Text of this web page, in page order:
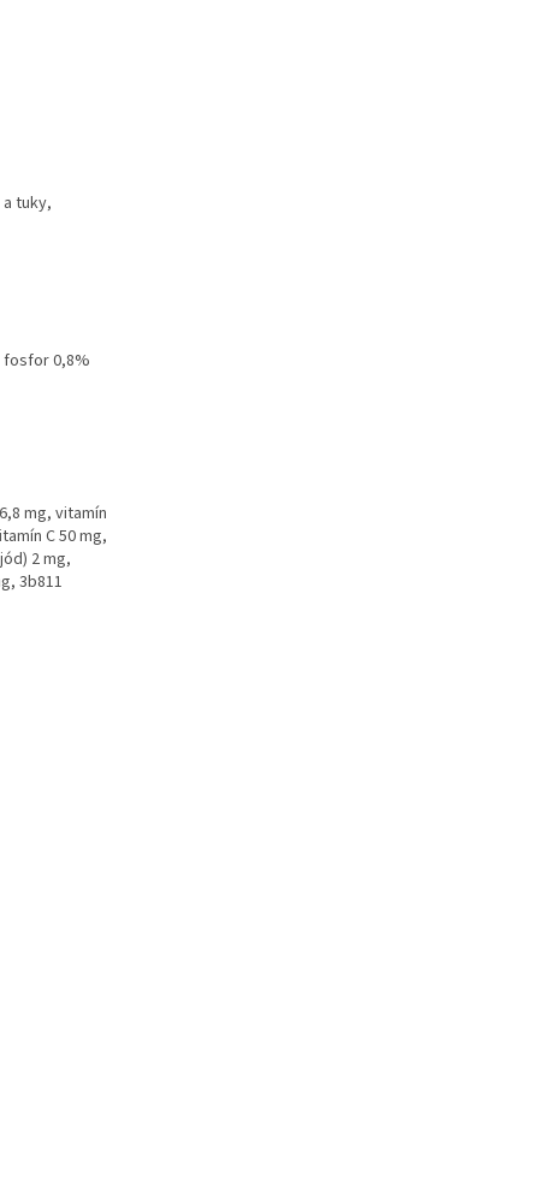
tuky,
fosfor 0,8%
mg, vitamín
C 50 mg,
2 mg,
3b811